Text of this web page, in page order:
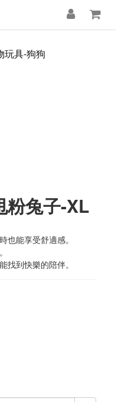
玩具-狗狗
粉兔子-XL
也能享受舒適感。
找到快樂的陪伴。